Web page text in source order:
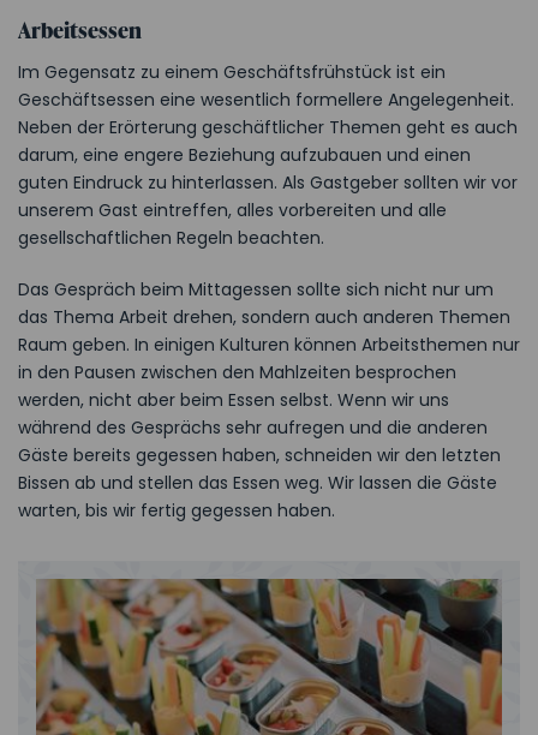
Arbeitsessen
Im Gegensatz zu einem Geschäftsfrühstück ist ein
Geschäftsessen eine wesentlich formellere Angelegenheit.
Neben der Erörterung geschäftlicher Themen geht es auch
darum, eine engere Beziehung aufzubauen und einen
guten Eindruck zu hinterlassen. Als Gastgeber sollten wir vor
unserem Gast eintreffen, alles vorbereiten und alle
gesellschaftlichen Regeln beachten.
Das Gespräch beim Mittagessen sollte sich nicht nur um
das Thema Arbeit drehen, sondern auch anderen Themen
Raum geben. In einigen Kulturen können Arbeitsthemen nur
in den Pausen zwischen den Mahlzeiten besprochen
werden, nicht aber beim Essen selbst. Wenn wir uns
während des Gesprächs sehr aufregen und die anderen
Gäste bereits gegessen haben, schneiden wir den letzten
Bissen ab und stellen das Essen weg. Wir lassen die Gäste
warten, bis wir fertig gegessen haben.